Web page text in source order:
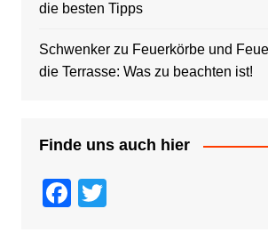
die besten Tipps
Schwenkerzu Feuerkörbe und
die Terrasse: Was zu beachten ist!
Finde uns auch hier
F